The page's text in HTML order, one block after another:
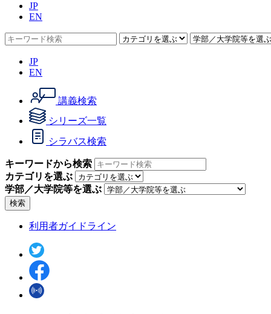
JP
EN
JP
EN
講義検索
シリーズ一覧
シラバス検索
キーワードから検索
カテゴリを選ぶ
学部／大学院等を選ぶ
検索
利用者ガイドライン